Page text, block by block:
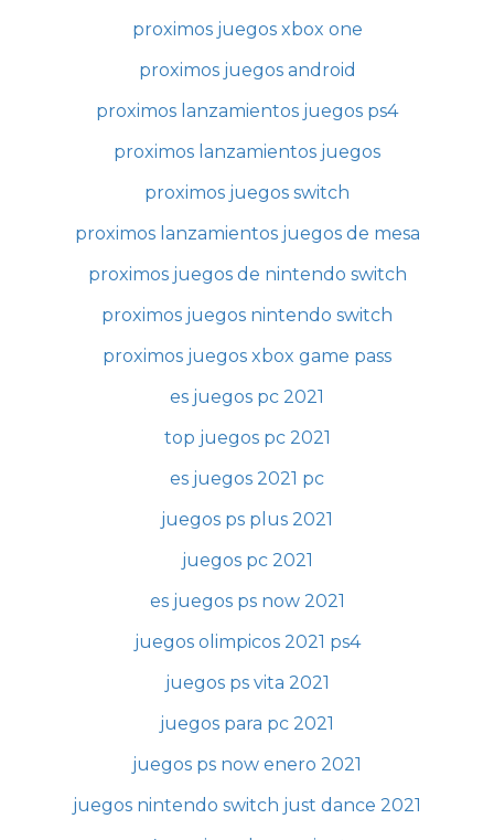
proximos juegos xbox one
proximos juegos android
proximos lanzamientos juegos ps4
proximos lanzamientos juegos
proximos juegos switch
proximos lanzamientos juegos de mesa
proximos juegos de nintendo switch
proximos juegos nintendo switch
proximos juegos xbox game pass
es juegos pc 2021
top juegos pc 2021
es juegos 2021 pc
juegos ps plus 2021
juegos pc 2021
es juegos ps now 2021
juegos olimpicos 2021 ps4
juegos ps vita 2021
juegos para pc 2021
juegos ps now enero 2021
juegos nintendo switch just dance 2021